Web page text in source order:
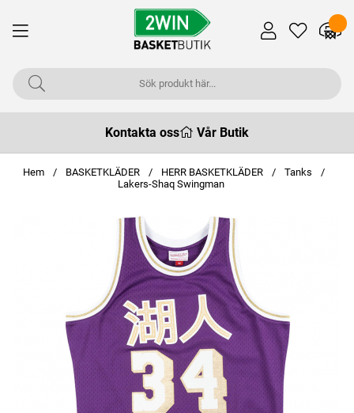
Kontakta oss Vår Butik
Hem BASKETKLÄDER HERR BASKETKLÄDER
Tanks
Lakers-Shaq Swingman